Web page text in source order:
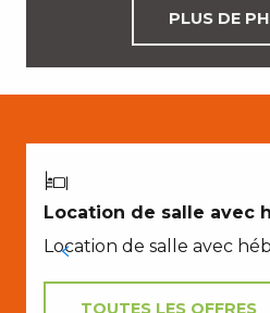
PLUS DE
Location de salle avec
Location de salle avec
TOUTES LES OFFRES